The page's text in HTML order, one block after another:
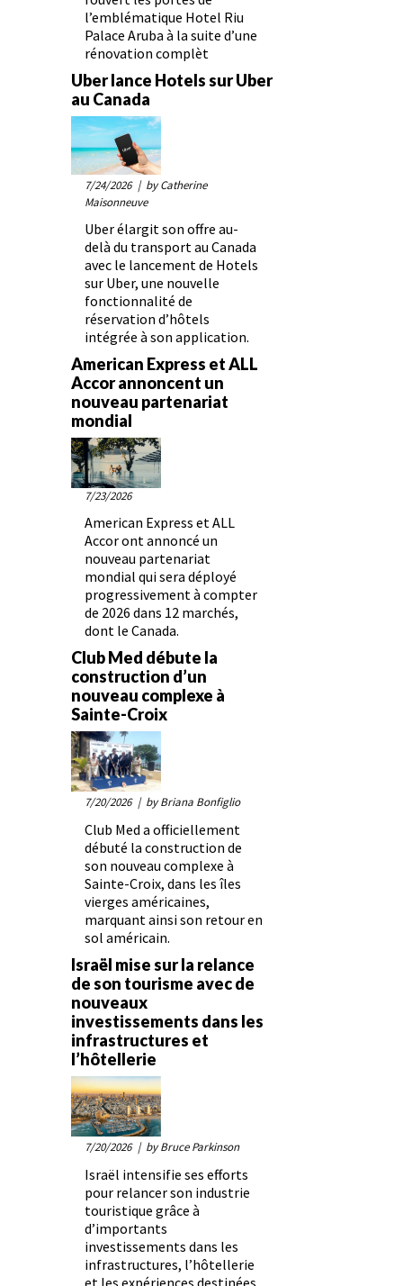
l’emblématique Hotel Riu
Palace Aruba à la suite d’une
rénovation complèt
Uber lance Hotels sur Uber
au Canada
7/24/2026 | by Catherine
Maisonneuve
Uber élargit son offre au-
delà du transport au Canada
avec le lancement de Hotels
sur Uber, une nouvelle
fonctionnalité de
réservation d’hôtels
intégrée à son application.
American Express et ALL
Accor annoncent un
nouveau partenariat
mondial
7/23/2026
American Express et ALL
Accor ont annoncé un
nouveau partenariat
mondial qui sera déployé
progressivement à compter
de 2026 dans 12 marchés,
dont le Canada.
Club Med débute la
construction d’un
nouveau complexe à
Sainte-Croix
7/20/2026 | by Briana Bonfiglio
Club Med a officiellement
débuté la construction de
son nouveau complexe à
Sainte-Croix, dans les îles
vierges américaines,
marquant ainsi son retour en
sol américain.
Israël mise sur la relance
de son tourisme avec de
nouveaux
investissements dans les
infrastructures et
l’hôtellerie
7/20/2026 | by Bruce Parkinson
Israël intensifie ses efforts
pour relancer son industrie
touristique grâce à
d’importants
investissements dans les
infrastructures, l’hôtellerie
et les expériences destinées